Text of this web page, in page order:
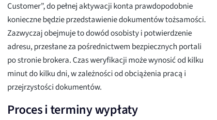
Customer”, do pełnej aktywacji konta prawdopodobnie
konieczne będzie przedstawienie dokumentów tożsamości.
Zazwyczaj obejmuje to dowód osobisty i potwierdzenie
adresu, przesłane za pośrednictwem bezpiecznych portali
po stronie brokera. Czas weryfikacji może wynosić od kilku
minut do kilku dni, w zależności od obciążenia pracą i
przejrzystości dokumentów.
Proces i terminy wypłaty